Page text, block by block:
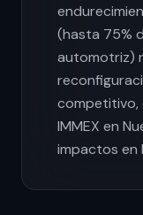
(hasta 75%
automotriz)
competitivo,
IMMEX en
impactos en